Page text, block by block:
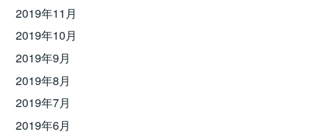
2019年11月
2019年10月
2019年9月
2019年8月
2019年7月
2019年6月